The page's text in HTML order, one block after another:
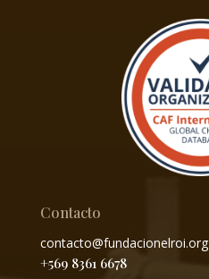
Contacto
contacto@fundacionelroi.org
+569 8361 6678